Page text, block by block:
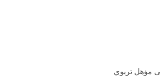
مؤهل تربوي